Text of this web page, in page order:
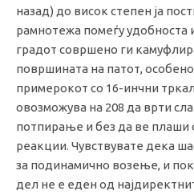
назад) до висок степен ја
рамнотежа помеѓу удобноста
градот совршено ги
површината на патот,
примерокот со 16-инчни
овозможува на 208 да врти
потпирање и без да ве плаши
реакции. Чувствувате дека
за подинамично возење, и
дел не е еден од